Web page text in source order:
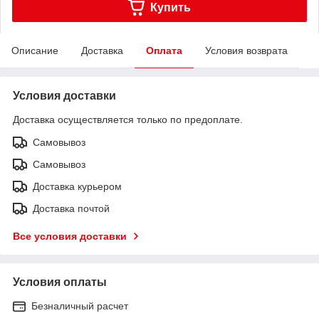
Купить
Описание Доставка Оплата Условия возврата
Условия доставки
Доставка осуществляется только по предоплате.
Самовывоз
Самовывоз
Доставка курьером
Доставка почтой
Все условия доставки
Условия оплаты
Безналичный расчет